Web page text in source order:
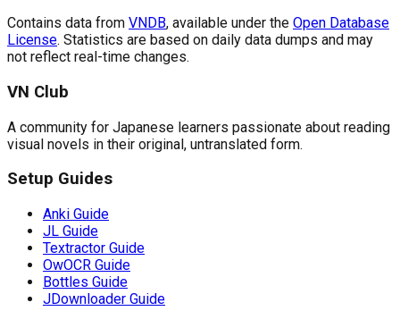
Contains data from VNDB, available under the Open Database
License. Statistics are based on daily data dumps and may
not reflect real-time changes.
VN Club
A community for Japanese learners passionate about reading
visual novels in their original, untranslated form.
Setup Guides
Anki Guide
JL Guide
Textractor Guide
OwOCR Guide
Bottles Guide
JDownloader Guide